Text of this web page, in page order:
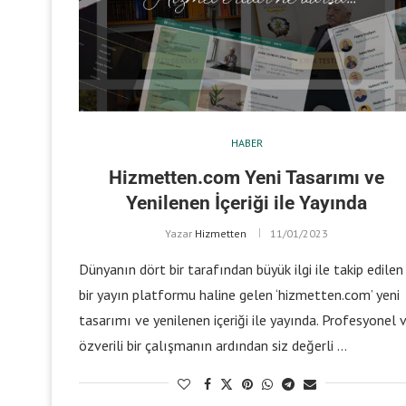
HABER
Hizmetten.com Yeni Tasarımı ve
Yenilenen İçeriği ile Yayında
Yazar Hizmetten 11/01/2023
Dünyanın dört bir tarafından büyük ilgi ile takip edilen
bir yayın platformu haline gelen ‘hizmetten.com’ yeni
tasarımı ve yenilenen içeriği ile yayında. Profesyonel
özverili bir çalışmanın ardından siz değerli …